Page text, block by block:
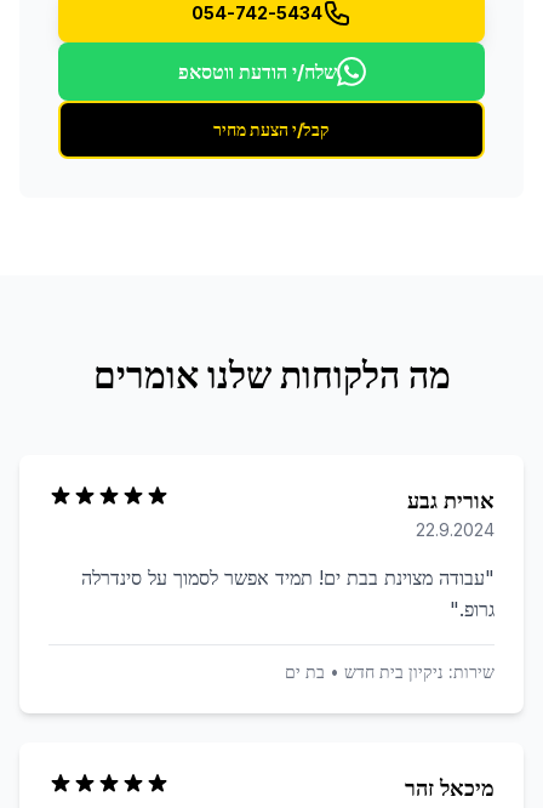
054-742-5434
שלח/י הודעת ווטסאפ
קבל/י הצעת מחיר
מה הלקוחות שלנו אומרים
אורית גבע
22.9.2024
"עבודה מצוינת בבת ים! תמיד אפשר לסמוך על סינדרלה
גרופ."
שירות: ניקיון בית חדש • בת ים
מיכאל זהר